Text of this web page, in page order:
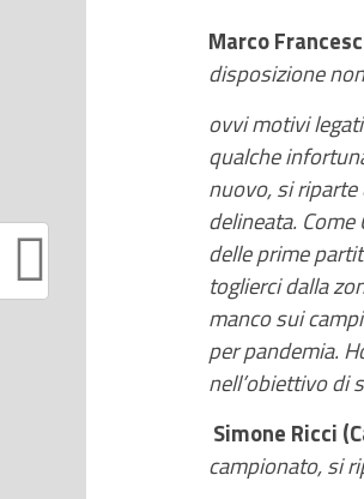
Marco
disposizione
ovvi motivi
qualche
nuovo, si riparte
delineata.
delle prime
toglierci dalla
manco sui
per pandemia.
nell’obiettivo di
Simone Ricci
campionato, si